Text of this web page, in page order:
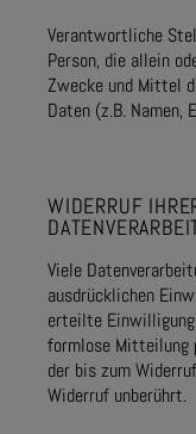
Verantwortliche
Person, die allein
Zwecke und Mittel
Daten (z.B. Namen,
WIDERRUF
Viele
ausdrücklichen
erteilte
formlose Mitteilung
der bis zum
Widerruf unberührt.